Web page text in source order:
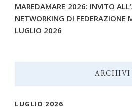
MAREDAMARE 2026: INVITO
NETWORKING DI FEDERAZIONE
LUGLIO 2026
ARCHIVI
LUGLIO 2026